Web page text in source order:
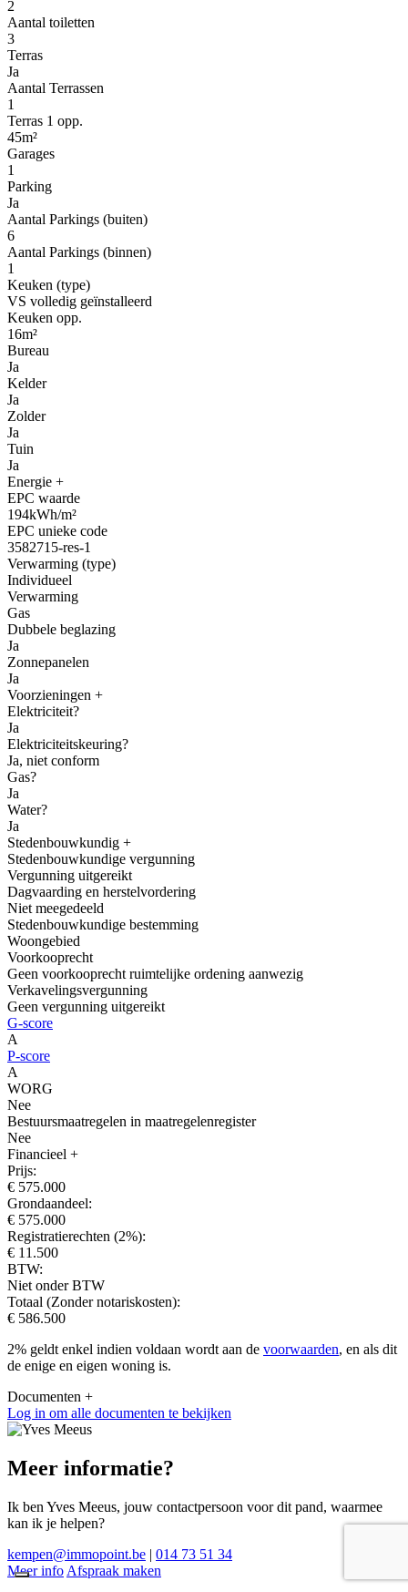
2
Aantal toiletten
3
Terras
Ja
Aantal Terrassen
1
Terras 1 opp.
45m²
Garages
1
Parking
Ja
Aantal Parkings (buiten)
6
Aantal Parkings (binnen)
1
Keuken (type)
VS volledig geïnstalleerd
Keuken opp.
16m²
Bureau
Ja
Kelder
Ja
Zolder
Ja
Tuin
Ja
Energie +
EPC waarde
194kWh/m²
EPC unieke code
3582715-res-1
Verwarming (type)
Individueel
Verwarming
Gas
Dubbele beglazing
Ja
Zonnepanelen
Ja
Voorzieningen +
Elektriciteit?
Ja
Elektriciteitskeuring?
Ja, niet conform
Gas?
Ja
Water?
Ja
Stedenbouwkundig +
Stedenbouwkundige vergunning
Vergunning uitgereikt
Dagvaarding en herstelvordering
Niet meegedeeld
Stedenbouwkundige bestemming
Woongebied
Voorkooprecht
Geen voorkooprecht ruimtelijke ordening aanwezig
Verkavelingsvergunning
Geen vergunning uitgereikt
G-score
A
P-score
A
WORG
Nee
Bestuursmaatregelen in maatregelenregister
Nee
Financieel +
Prijs:
€ 575.000
Grondaandeel:
€ 575.000
Registratierechten (2%):
€ 11.500
BTW:
Niet onder BTW
Totaal (Zonder notariskosten):
€ 586.500
2% geldt enkel indien voldaan wordt aan de voorwaarden, en als dit
de enige en eigen woning is.
Documenten +
Log in om alle documenten te bekijken
Meer informatie?
Ik ben Yves Meeus, jouw contactpersoon voor dit pand, waarmee
kan ik je helpen?
kempen@immopoint.be | 014 73 51 34
Meer info Afspraak maken